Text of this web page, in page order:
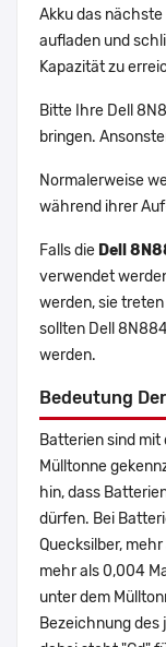
Akku das nächste
aufladen und
Kapazität zu
Bitte Ihre Dell
bringen.
Normalerweise
während ihrer
Falls die Dell
verwendet
werden, sie
sollten Dell
werden.
Bedeutung
Batterien sind
Mülltonne
hin, dass
dürfen. Bei
Quecksilber,
mehr als 0,004
unter dem
Bezeichnung